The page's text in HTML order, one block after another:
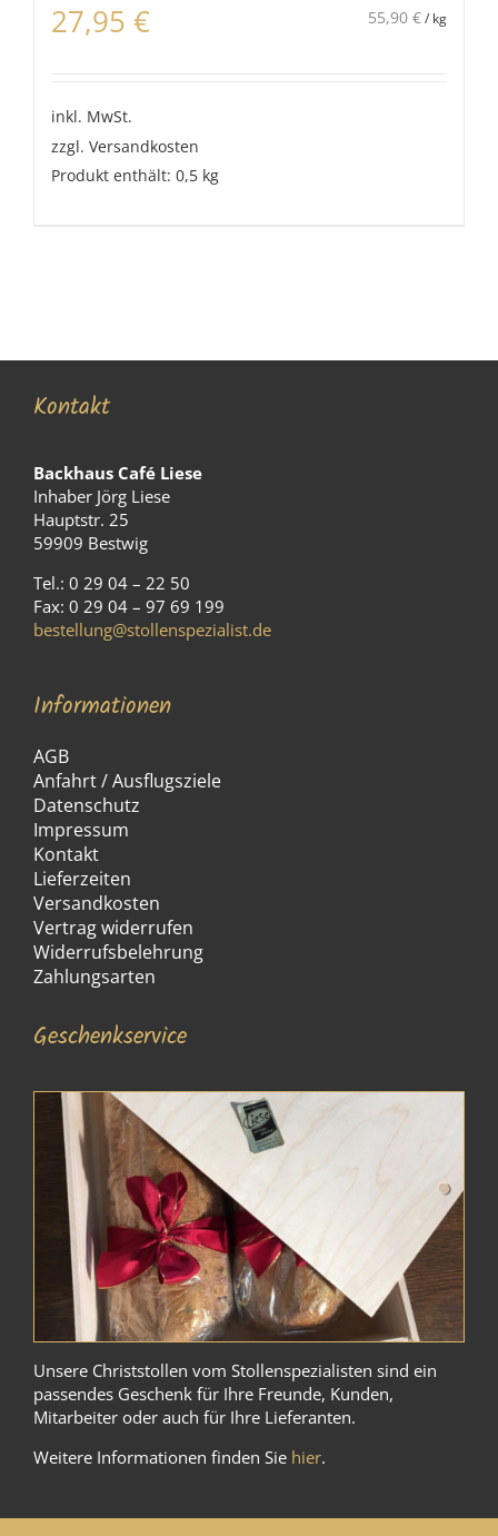
27,95 € 55,90 €/ kg
inkl. MwSt.
zzgl. Versandkosten
Produkt enthält: 0,5 kg
Kontakt
Backhaus Café Liese
Inhaber Jörg Liese
Hauptstr. 25
59909 Bestwig
Tel.: 0 29 04 – 22 50
Fax: 0 29 04 – 97 69 199
bestellung@stollenspezialist.de
Informationen
AGB
Anfahrt / Ausflugsziele
Datenschutz
Impressum
Kontakt
Lieferzeiten
Versandkosten
Vertrag widerrufen
Widerrufsbelehrung
Zahlungsarten
Geschenkservice
Unsere Christstollen vom Stollenspezialisten sind ein
passendes Geschenk für Ihre Freunde, Kunden,
Mitarbeiter oder auch für Ihre Lieferanten.
Weitere Informationen finden Sie hier.